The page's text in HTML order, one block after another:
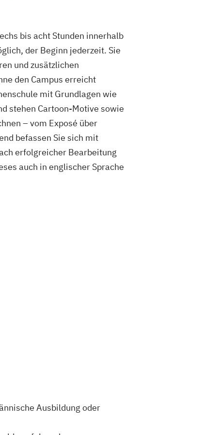
bis acht Stunden innerhalb
der Beginn jederzeit. Sie
und zusätzlichen
den Campus erreicht
mit Grundlagen wie
stehen Cartoon-Motive sowie
– vom Exposé über
befassen Sie sich mit
erfolgreicher Bearbeitung
auch in englischer Sprache
Ausbildung oder